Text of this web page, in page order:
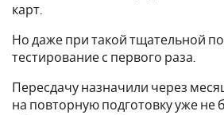
карт.
Но даже при такой тщательной
тестирование с первого раза.
Пересдачу назначили через
на повторную подготовку уже не